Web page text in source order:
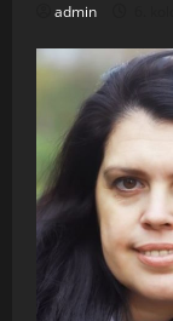
admin